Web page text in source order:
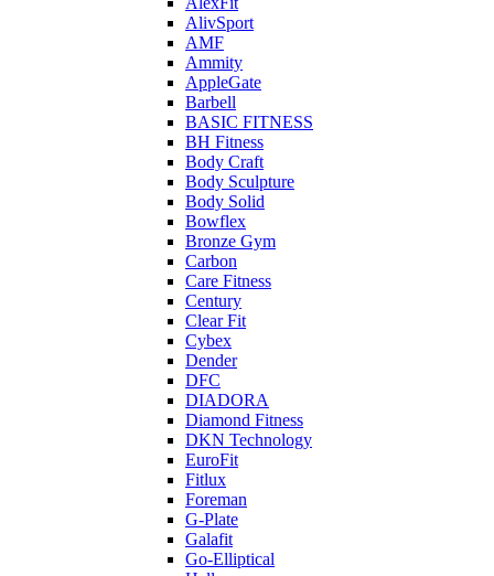
AlivSport
AMF
Ammity
AppleGate
Barbell
BASIC FITNESS
BH Fitness
Body Craft
Body Sculpture
Body Solid
Bowflex
Bronze Gym
Carbon
Care Fitness
Century
Clear Fit
Cybex
Dender
DFC
DIADORA
Diamond Fitness
DKN Technology
EuroFit
Fitlux
Foreman
G-Plate
Galafit
Go-Elliptical